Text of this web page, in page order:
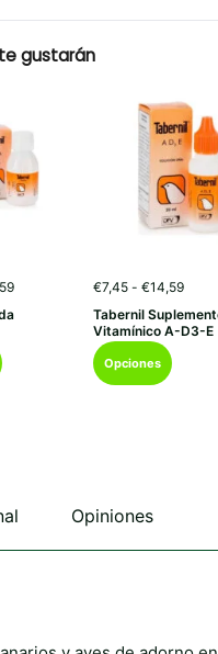
gustarán
Rango
precios:
€7,45 - €14,59Rango
desde
Tabernil
Vitamínico A-D3-E
Opciones
Este
producto
se
pueden
elegir
Opiniones